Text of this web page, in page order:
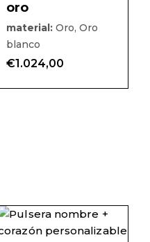
oro
material:Oro, Oro
blanco
€1.024,00